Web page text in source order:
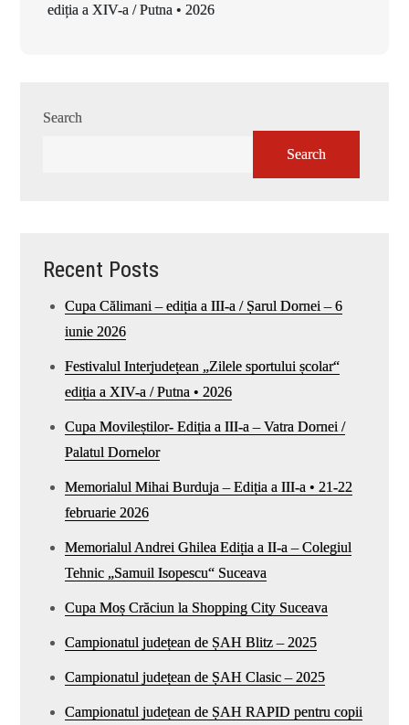
ediția a XIV-a / Putna • 2026
Search
Search
Recent Posts
Cupa Călimani – ediția a III-a / Șarul Dornei – 6
iunie 2026
Festivalul Interjudețean „Zilele sportului școlar“
ediția a XIV-a / Putna • 2026
Cupa Movileștilor- Ediția a III-a – Vatra Dornei /
Palatul Dornelor
Memorialul Mihai Burduja – Ediția a III-a • 21-22
februarie 2026
Memorialul Andrei Ghilea Ediția a II-a – Colegiul
Tehnic „Samuil Isopescu“ Suceava
Cupa Moș Crăciun la Shopping City Suceava
Campionatul județean de ȘAH Blitz – 2025
Campionatul județean de ȘAH Clasic – 2025
Campionatul județean de ȘAH RAPID pentru copii